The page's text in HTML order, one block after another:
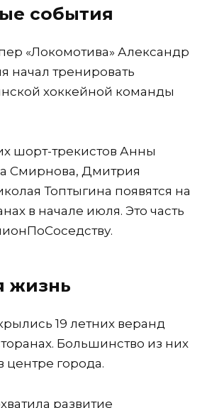
события
«Локомотива» Александр
начал тренировать
хоккейной команды
шорт-трекистов Анны
Смирнова, Дмитрия
Топтыгина появятся на
в начале июля. Это часть
жизнь
19 летних веранд
Большинство из них
города.
развитие